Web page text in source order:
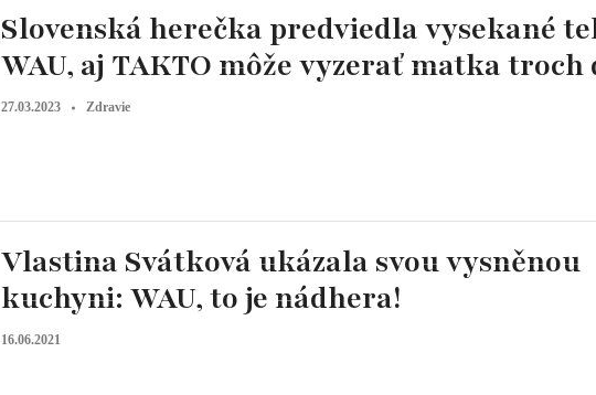
Slovenská herečka predviedla vysekané
WAU, aj TAKTO môže vyzerať matka troch
27.03.2023 Zdravie
Vlastina Svátková ukázala svou vysněnou
kuchyni: WAU, to je nádhera!
16.06.2021